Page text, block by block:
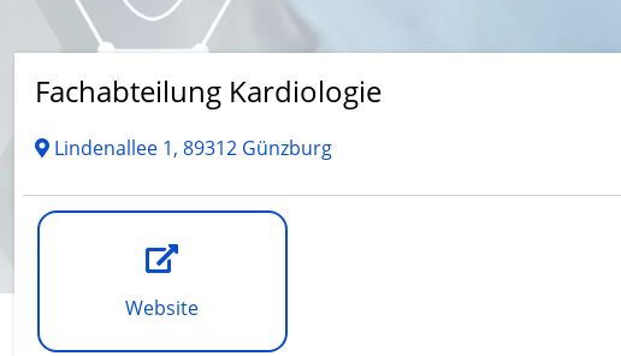
Fachabteilung Kardiologie
Lindenallee 1, 89312 Günzburg
Website